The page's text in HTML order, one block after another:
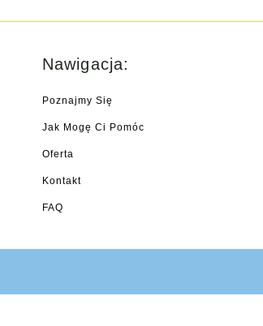
Nawigacja:
Poznajmy Się
Jak Mogę Ci Pomóc
Oferta
Kontakt
FAQ